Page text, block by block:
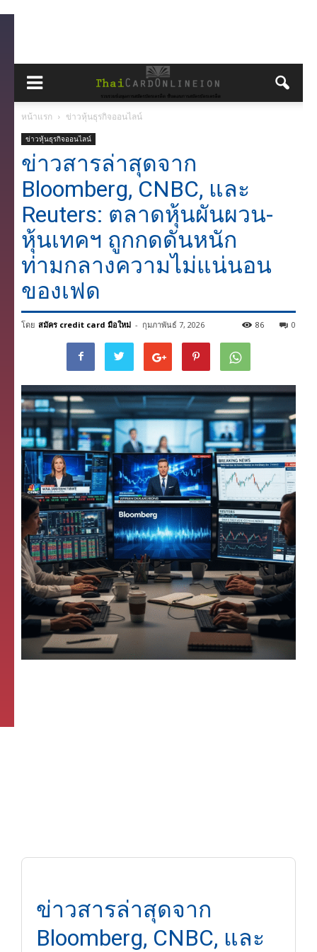
หน้าแรก ข่าวหุ้นธุรกิจออนไลน์
ข่าวหุ้นธุรกิจออนไลน์
ข่าวสารล่าสุดจาก
Bloomberg, CNBC, และ
Reuters: ตลาดหุ้นผันผวน-
หุ้นเทคฯ ถูกกดดันหนัก
ท่ามกลางความไม่แน่นอน
ของเฟด
โดย สมัคร credit card มือใหม่ - กุมภาพันธ์ 7, 2026 0
86
ข่าวสารล่าสุดจาก
Bloomberg, CNBC, และ